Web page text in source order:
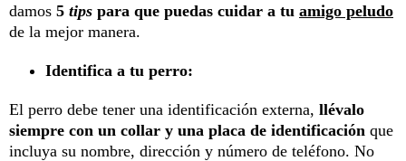
damos 5 tips para que puedas cuidar a tu amigo peludo
de la mejor manera.
Identifica a tu perro:
El perro debe tener una identificación externa, llévalo
siempre con un collar y una placa de identificación que
incluya su nombre, dirección y número de teléfono. No